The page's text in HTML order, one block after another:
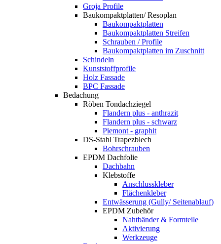
Groja Profile
Baukompaktplatten/ Resoplan
Baukompaktplatten
Baukompaktplatten Streifen
Schrauben / Profile
Baukompaktplatten im Zuschnitt
Schindeln
Kunststoffprofile
Holz Fassade
BPC Fassade
Bedachung
Röben Tondachziegel
Flandern plus - anthrazit
Flandern plus - schwarz
Piemont - graphit
DS-Stahl Trapezblech
Bohrschrauben
EPDM Dachfolie
Dachbahn
Klebstoffe
Anschlusskleber
Flächenkleber
Entwässerung (Gully/ Seitenablauf)
EPDM Zubehör
Nahtbänder & Formteile
Aktivierung
Werkzeuge